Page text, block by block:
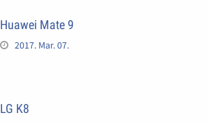
Huawei Mate 9
2017. Mar. 07.
LG K8